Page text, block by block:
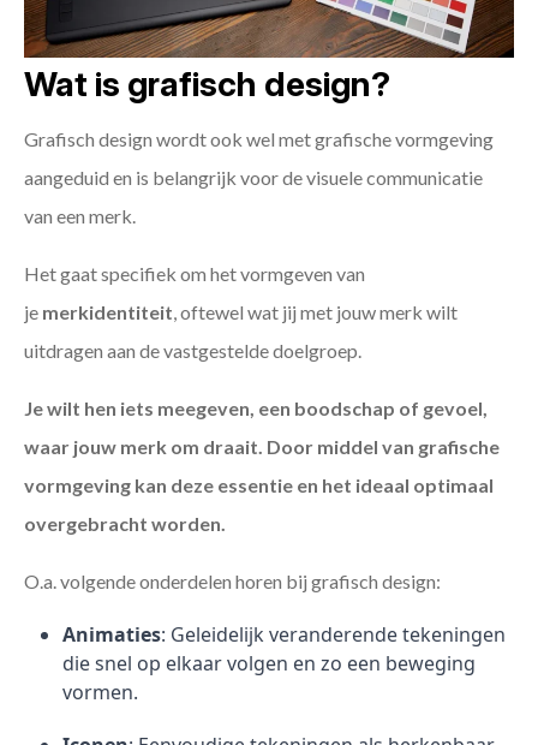
Wat is grafisch design?
Grafisch design wordt ook wel met grafische vormgeving
aangeduid en is belangrijk voor de visuele communicatie
van een merk.
Het gaat specifiek om het vormgeven van
je merkidentiteit , oftewel wat jij met jouw merk wilt
uitdragen aan de vastgestelde doelgroep.
Je wilt hen iets meegeven, een boodschap of gevoel,
waar jouw merk om draait. Door middel van grafische
vormgeving kan deze essentie en het ideaal optimaal
overgebracht worden.
O.a. volgende onderdelen horen bij grafisch design:
Animaties: Geleidelijk veranderende tekeningen
die snel op elkaar volgen en zo een beweging
vormen.